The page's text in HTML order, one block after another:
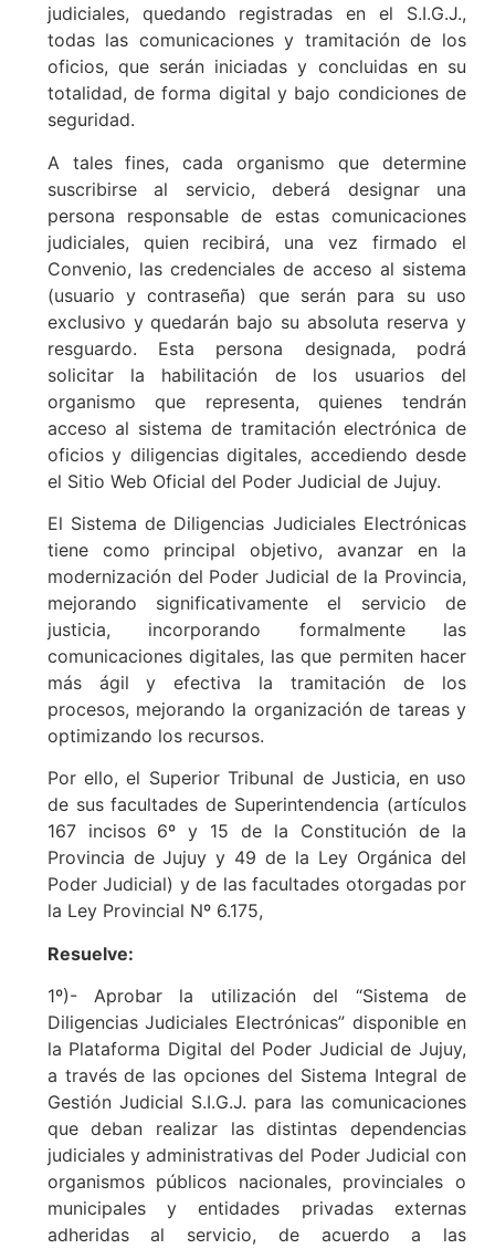
judiciales, quedando registradas en el S.I.G.J.,
todas las comunicaciones y tramitación de los
oficios, que serán iniciadas y concluidas en su
totalidad, de forma digital y bajo condiciones de
seguridad.
A tales fines, cada organismo que determine
suscribirse al servicio, deberá designar una
persona responsable de estas comunicaciones
judiciales, quien recibirá, una vez firmado el
Convenio, las credenciales de acceso al sistema
(usuario y contraseña) que serán para su uso
exclusivo y quedarán bajo su absoluta reserva y
resguardo. Esta persona designada, podrá
solicitar la habilitación de los usuarios del
organismo que representa, quienes tendrán
acceso al sistema de tramitación electrónica de
oficios y diligencias digitales, accediendo desde
el Sitio Web Oficial del Poder Judicial de Jujuy.
El Sistema de Diligencias Judiciales Electrónicas
tiene como principal objetivo, avanzar en la
modernización del Poder Judicial de la Provincia,
mejorando significativamente el servicio de
justicia, incorporando formalmente las
comunicaciones digitales, las que permiten hacer
más ágil y efectiva la tramitación de los
procesos, mejorando la organización de tareas y
optimizando los recursos.
Por ello, el Superior Tribunal de Justicia, en uso
de sus facultades de Superintendencia (artículos
167 incisos 6º y 15 de la Constitución de la
Provincia de Jujuy y 49 de la Ley Orgánica del
Poder Judicial) y de las facultades otorgadas por
la Ley Provincial Nº 6.175,
Resuelve:
1º)- Aprobar la utilización del “Sistema de
Diligencias Judiciales Electrónicas” disponible en
la Plataforma Digital del Poder Judicial de Jujuy,
a través de las opciones del Sistema Integral de
Gestión Judicial S.I.G.J. para las comunicaciones
que deban realizar las distintas dependencias
judiciales y administrativas del Poder Judicial con
organismos públicos nacionales, provinciales o
municipales y entidades privadas externas
adheridas al servicio, de acuerdo a las